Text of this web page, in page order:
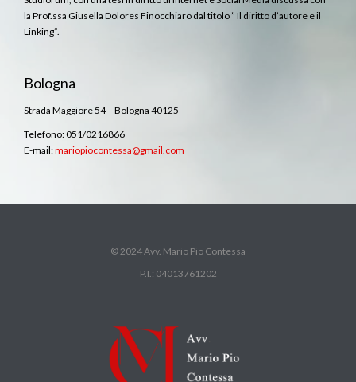
la Prof.ssa Giusella Dolores Finocchiaro dal titolo ” Il diritto d’autore e il
Linking”.
Bologna
Strada Maggiore 54 – Bologna 40125
Telefono: 051/0216866
E-mail:mariopiocontessa@gmail.com
© 2024 Avv. Mario Pio Contessa
P.I.: 04013761202